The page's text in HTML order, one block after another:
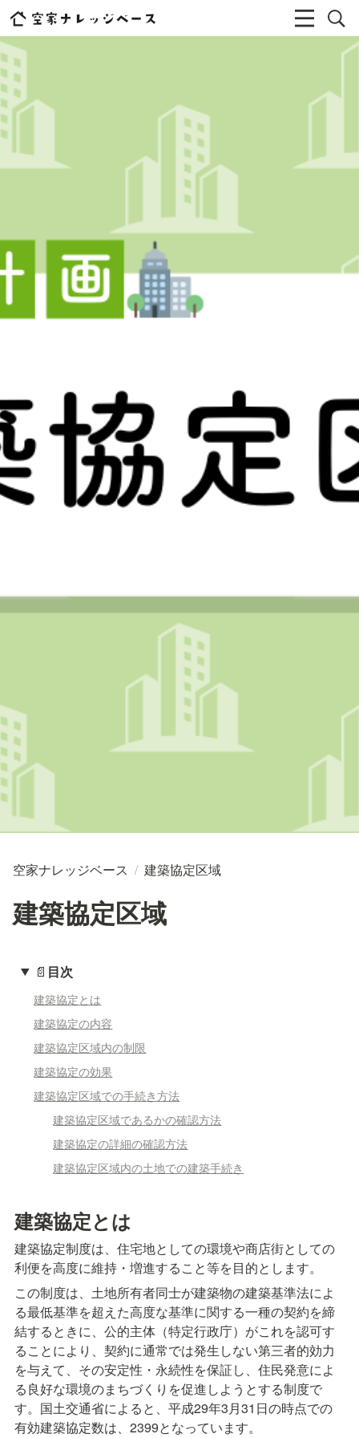
空家ナレッジベース / 建築協定区域
建築協定区域
📄 目次
建築協定とは
建築協定の内容
建築協定区域内の制限
建築協定の効果
建築協定区域での手続き方法
建築協定区域であるかの確認方法
建築協定の詳細の確認方法
建築協定区域内の土地での建築手続き
建築協定とは
建築協定制度は、住宅地としての環境や商店街としての
利便を高度に維持・増進すること等を目的とします。
この制度は、土地所有者同士が建築物の建築基準法によ
る最低基準を超えた高度な基準に関する一種の契約を締
結するときに、公的主体（特定行政庁）がこれを認可す
ることにより、契約に通常では発生しない第三者的効力
を与えて、その安定性・永続性を保証し、住民発意によ
る良好な環境のまちづくりを促進しようとする制度で
す。国土交通省によると、平成29年3月31日の時点での
有効建築協定数は、2399となっています。